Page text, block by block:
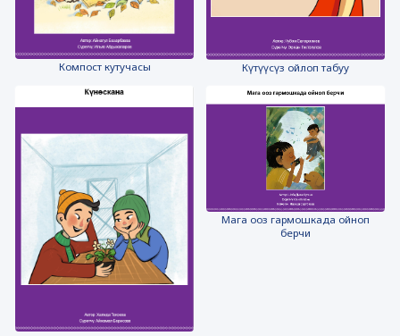
Компост кутучасы Күтүүсүз ойлоп табуу
Мага ооз гармошкада ойноп
берчи